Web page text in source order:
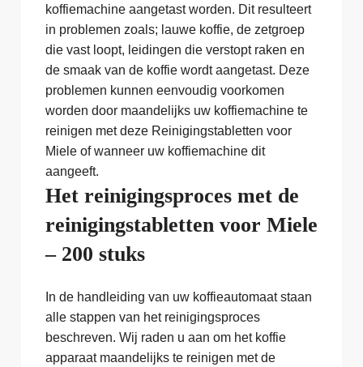
koffiemachine aangetast worden. Dit resulteert
in problemen zoals; lauwe koffie, de zetgroep
die vast loopt, leidingen die verstopt raken en
de smaak van de koffie wordt aangetast. Deze
problemen kunnen eenvoudig voorkomen
worden door maandelijks uw koffiemachine te
reinigen met deze Reinigingstabletten voor
Miele of wanneer uw koffiemachine dit
aangeeft.
Het reinigingsproces met de
reinigingstabletten voor Miele
– 200 stuks
In de handleiding van uw koffieautomaat staan
alle stappen van het reinigingsproces
beschreven. Wij raden u aan om het koffie
apparaat maandelijks te reinigen met de